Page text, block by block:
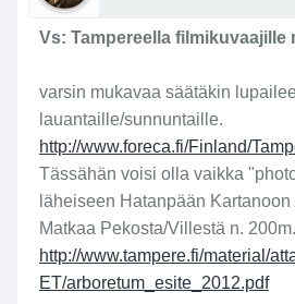
Vs: Tampereella filmikuvaajille
varsin mukavaa säätäkin
lauantaille/sunnuntaille.
http://www.foreca.fi/Finland/
Tässähän voisi olla vaikka
läheiseen Hatanpään
Matkaa Pekosta/Villestä n. 200m.
http://www.tampere.fi/material/
ET/arboretum_esite_2012.pdf